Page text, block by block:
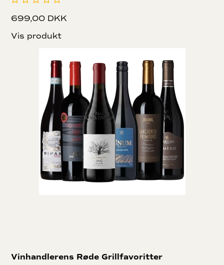
699,00 DKK
Vis produkt
Vinhandlerens Røde Grillfavoritter